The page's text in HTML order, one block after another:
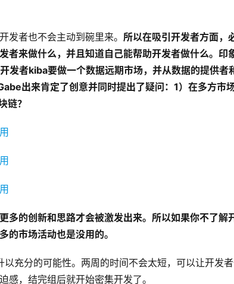
发者也不会主动到碗里来。 所以在吸引开发者方面，
者来做什么，并且知道自己能帮助开发者做什么。印
发者kiba要做一个数据远期市场，并从数据的提供者
出来肯定了创意并同时提出了疑问：1）在多方市
链？
多的创新和思路才会被激发出来。所以如果你不了解
的市场活动也是没用的。
充分的可能性。两周的时间不会太短，可以让开发
，结完组后就开始密集开发了。